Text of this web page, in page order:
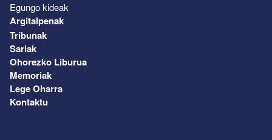
Egungo kideak
Argitalpenak
Tribunak
Sariak
Ohorezko Liburua
Memoriak
Lege Oharra
Kontaktu